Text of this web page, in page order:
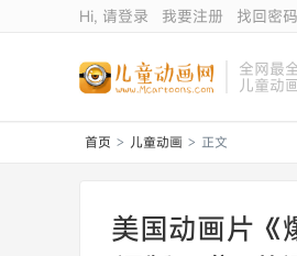
Hi, 请登录 我要注册 找回密码
全网最
儿童动
首页 > 儿童动画 > 正文
美国动画片